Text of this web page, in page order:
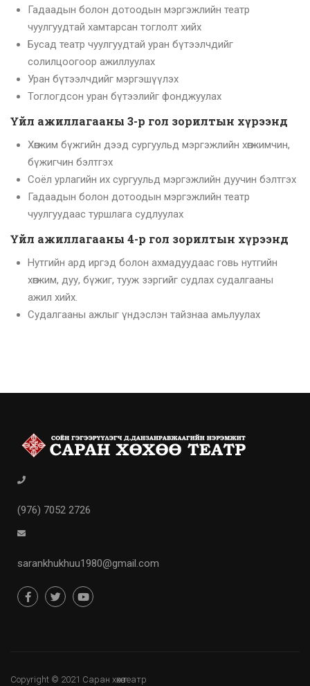
Гадаадын болон дотоодын мэргэжлийн театр
чуулгуудтай хамтарсан тоглолт хийх
Бусад театр чуулгуудтай уран бүтээлчдийг
солилцоогоор ажиллуулах
Уран бүтээлчдийг мэргэшүүлэх
Тоглогдсон уран бүтээлийг фонджуулах
Үйл ажиллагааны 3-р гол зорилтын хүрээнд
Хөгжим бүжгийн дээд сургуульд мэргэжлийн хөгжимчин,
бүжигчин бэлтгэх
Соёл урлагийн их сургуульд мэргэжлийн дуучин бэлтгэх
Гадаадын болон дотоодын мэргэжлийн театр
чуулгуудаас туршлага судлуулах
Үйл ажиллагааны 4-р гол зорилтын хүрээнд
Нутгийн ард иргэд болон ахмадуудаас говь нутгийн
хөгжим, дуу, бүжиг, тууж зэргийг судлах судалгааны
ажил хийх.
Судалгааны ажлыг үндэслэн тайзнаа амьлуулах
(976) 7052 2726
sarankhukhuu1980@gmail.com
Copyright © 2021 Саран хөхөө театр